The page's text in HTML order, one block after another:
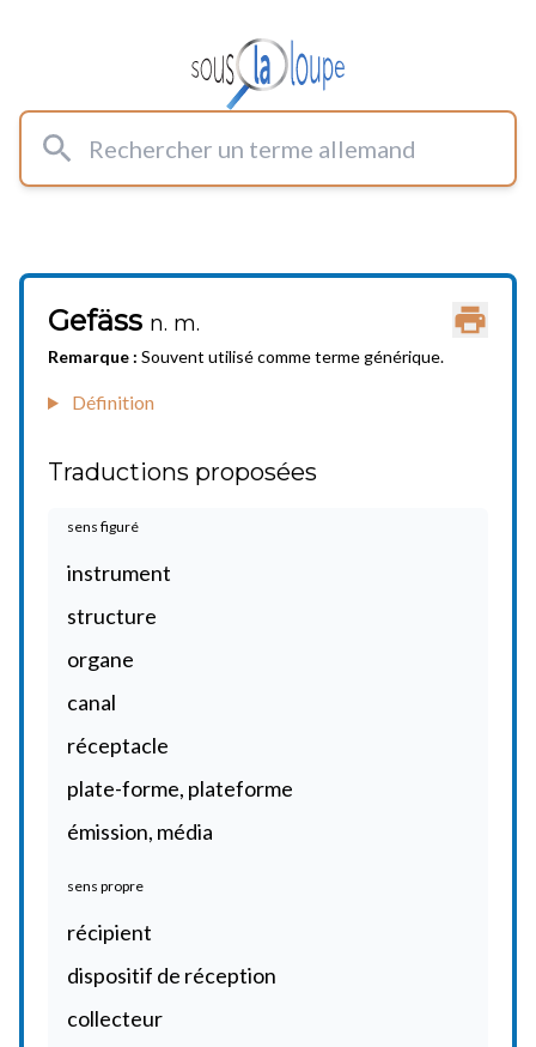
Rechercher un terme allemand
Gefäss n. m.
Remarque : Souvent utilisé comme terme générique.
Définition
Traductions proposées
sens figuré
instrument
structure
organe
canal
réceptacle
plate-forme, plateforme
émission, média
sens propre
récipient
dispositif de réception
collecteur